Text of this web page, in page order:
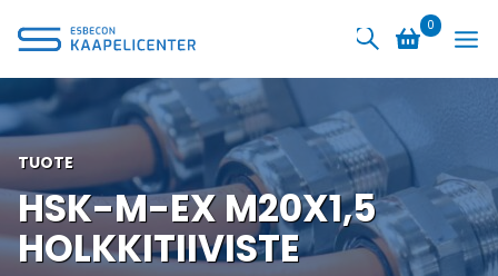
sisältöön
0
TUOTE
HSK-M-EX M20X1,5
HOLKKITIIVISTE